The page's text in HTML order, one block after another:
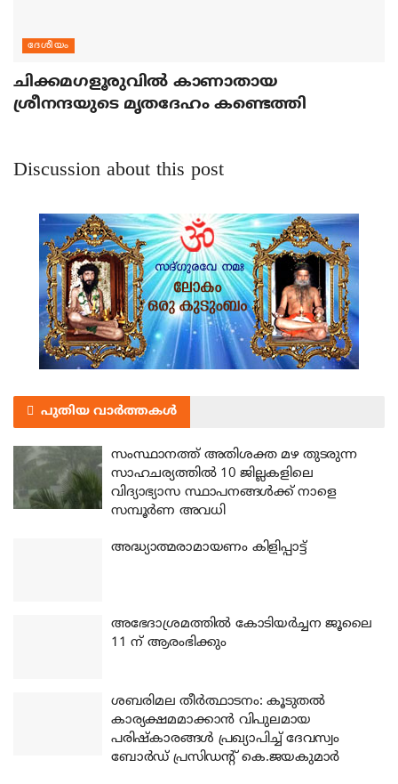
ദേശീയം
ചിക്കമഗളൂരുവില്‍ കാണാതായ
ശ്രീനന്ദയുടെ മൃതദേഹം കണ്ടെത്തി
Discussion about this post
പുതിയ വാർത്തകൾ
സംസ്ഥാനത്ത് അതിശക്ത മഴ തുടരുന്ന
സാഹചര്യത്തിൽ 10 ജില്ലകളിലെ
വിദ്യാഭ്യാസ സ്ഥാപനങ്ങൾക്ക് നാളെ
സമ്പൂർണ അവധി
അദ്ധ്യാത്മരാമായണം കിളിപ്പാട്ട്
അഭേദാശ്രമത്തില്‍ കോടിയര്‍ച്ചന ജൂലൈ
11 ന് ആരംഭിക്കും
ശബരിമല തീര്‍ത്ഥാടനം: കൂടുതല്‍
കാര്യക്ഷമമാക്കാന്‍ വിപുലമായ
പരിഷ്‌കാരങ്ങള്‍ പ്രഖ്യാപിച്ച് ദേവസ്വം
ബോര്‍ഡ് പ്രസിഡന്റ് കെ.ജയകുമാര്‍